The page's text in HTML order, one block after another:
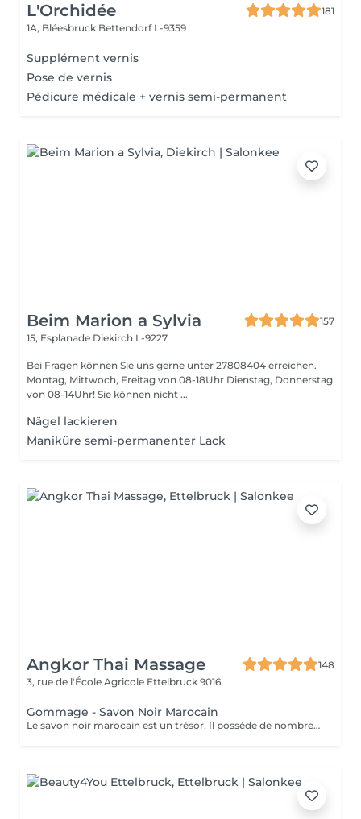
L'Orchidée
181
1A, Bléesbruck Bettendorf L-9359
Supplément vernis
Pose de vernis
Pédicure médicale + vernis semi-permanent
Beim Marion a Sylvia
157
15, Esplanade Diekirch L-9227
Bei Fragen können Sie uns gerne unter 27808404 erreichen.
Montag, Mittwoch, Freitag von 08-18Uhr Dienstag, Donnerstag
von 08-14Uhr! Sie können nicht ...
Nägel lackieren
Maniküre semi-permanenter Lack
Angkor Thai Massage
148
3, rue de l'École Agricole Ettelbruck 9016
Gommage - Savon Noir Marocain
Le savon noir marocain est un trésor. Il possède de nombreuses propriétés hydratantes, exfoliantes et apaisantes qui sont très bénéfiques pour la peau humaine. Grâce à son action calmante, c'est la solution parfaite pour régénérer les cellules et obtenir une peau plus belle, ferme et lisse.